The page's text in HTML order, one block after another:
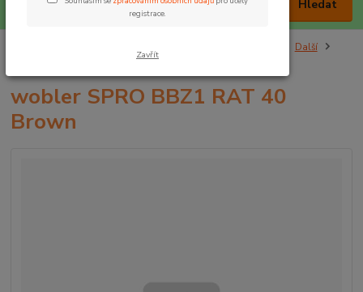
Hledat
Další
wobler SPRO BBZ1 RAT 40 Brown
wobler SPRO BBZ1 RAT 40
Brown
registrace.
Zavřít